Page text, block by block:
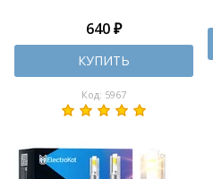
640 ₽
КУПИТЬ
Код: 5967